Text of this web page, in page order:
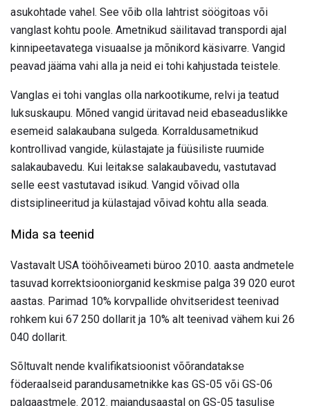
asukohtade vahel. See võib olla lahtrist söögitoas või
vanglast kohtu poole. Ametnikud säilitavad transpordi ajal
kinnipeetavatega visuaalse ja mõnikord käsivarre. Vangid
peavad jääma vahi alla ja neid ei tohi kahjustada teistele.
Vanglas ei tohi vanglas olla narkootikume, relvi ja teatud
luksuskaupu. Mõned vangid üritavad neid ebaseaduslikke
esemeid salakaubana sulgeda. Korraldusametnikud
kontrollivad vangide, külastajate ja füüsiliste ruumide
salakaubavedu. Kui leitakse salakaubavedu, vastutavad
selle eest vastutavad isikud. Vangid võivad olla
distsiplineeritud ja külastajad võivad kohtu alla seada.
Mida sa teenid
Vastavalt USA tööhõiveameti büroo 2010. aasta andmetele
tasuvad korrektsiooniorganid keskmise palga 39 020 eurot
aastas. Parimad 10% korvpallide ohvitseridest teenivad
rohkem kui 67 250 dollarit ja 10% alt teenivad vähem kui 26
040 dollarit.
Sõltuvalt nende kvalifikatsioonist võõrandatakse
föderaalseid parandusametnikke kas GS-05 või GS-06
palgaastmele. 2012. majandusaastal on GS-05 tasulise